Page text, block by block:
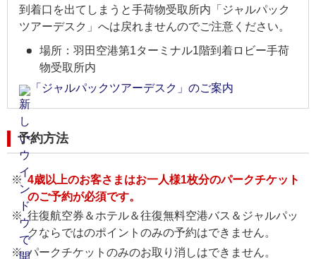
到着口を出てしまうと手荷物受取所内「ジャルパック
ツアーデスク」へは戻れませんのでご注意ください。
場所：羽田空港第1ターミナル1階到着ロビー手荷
物受取所内
「ジャルパックツアーデスク」のご案内
予約方法
4歳以上のお客さまはお一人様1枚分のパークチケット
のご予約が必須です。
往復航空券＆ホテル＆往復無料空港バス＆ジャルパッ
クならではのポイントのみの予約はできません。
パークチケットのみのお取り消しはできません。